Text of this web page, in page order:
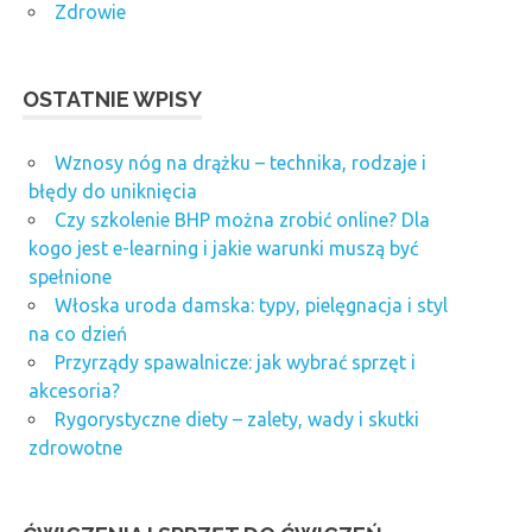
Zdrowie
OSTATNIE WPISY
Wznosy nóg na drążku – technika, rodzaje i
błędy do uniknięcia
Czy szkolenie BHP można zrobić online? Dla
kogo jest e-learning i jakie warunki muszą być
spełnione
Włoska uroda damska: typy, pielęgnacja i styl
na co dzień
Przyrządy spawalnicze: jak wybrać sprzęt i
akcesoria?
Rygorystyczne diety – zalety, wady i skutki
zdrowotne